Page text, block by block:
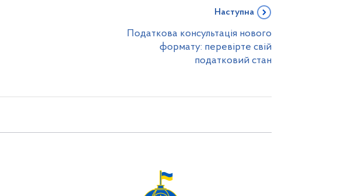
Наступна
Податкова консультація нового
формату: перевірте свій
податковий стан